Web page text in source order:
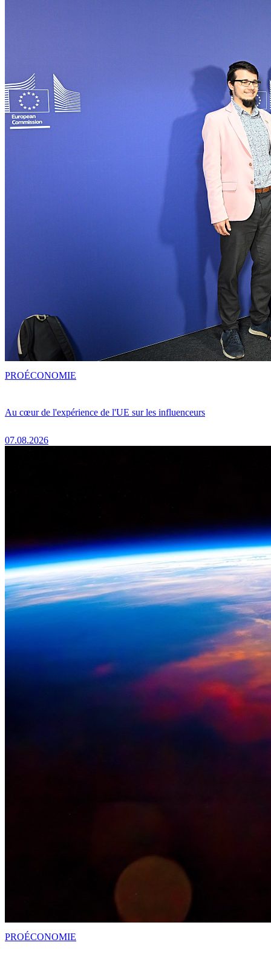
Au cœur de l'expérience de l'UE sur les influenceurs
07.08.2026
PROÉCONOMIE
PROÉCONOMIE